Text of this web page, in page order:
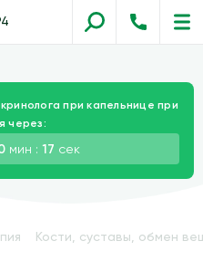
при капельнице при
через:
мин : 16 сек
Кости, суставы, обмен